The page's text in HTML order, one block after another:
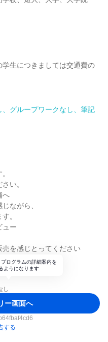
生につきましては交通費の
グループワークなし、筆記
い。
へ
ながら、
。
ュー
を感じとってください
ログラムの詳細案内を
ようになります
し
ー画面へ
する